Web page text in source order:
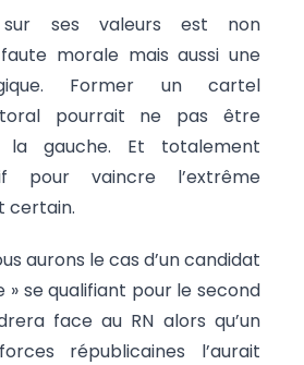
sur ses valeurs est non
morale mais aussi une
Former un cartel
pourrait ne pas être
la gauche. Et totalement
pour vaincre l’extrême
certain.
aurons le cas d’un candidat
» se qualifiant pour le second
face au RN alors qu’un
républicaines l’aurait